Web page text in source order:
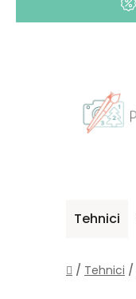
Tehnici
Acasă
/ Tehnici /